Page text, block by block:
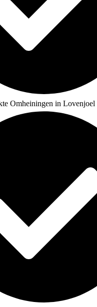
Omheiningen in Lovenjoel